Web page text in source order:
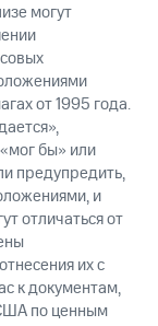
могут
от 1995 года.
бы» или
предупредить,
и
отличаться от
их с
к документам,
по ценным